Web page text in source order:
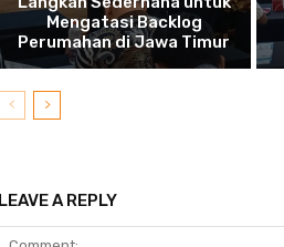
Mengatasi Backlog
Perumahan di Jawa Timur
LEAVE A REPLY